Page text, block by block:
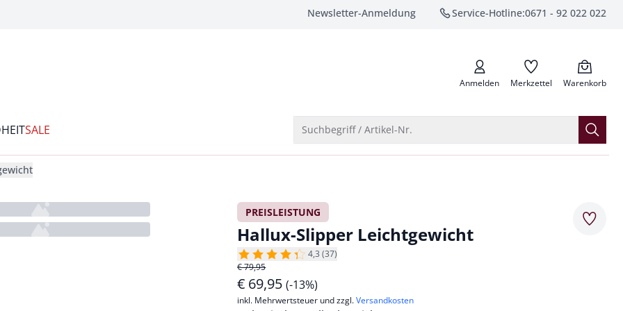
Newsletter-Anmeldung Service-Hotline:0671 - 92 022 022
anrufen
Anmelden Merkzettel Warenkorb
SALE Suchbegriff / Artikel-Nr.
PREISLEISTUNG
Hallux-Slipper Leichtgewicht
4,3 (37)
€ 79,95
€ 69,95(-13%)
inkl. Mehrwertsteuer und zzgl.Versandkosten